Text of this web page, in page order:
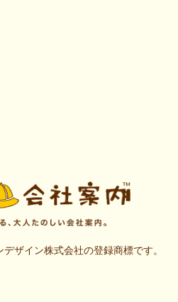
ザイン株式会社の登録商標です。